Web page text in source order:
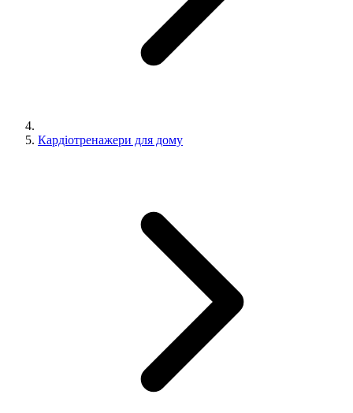
Кардіотренажери для дому